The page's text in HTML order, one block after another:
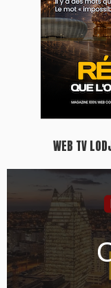
WEB TV